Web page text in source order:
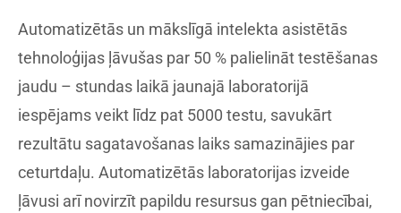
Automatizētās un mākslīgā intelekta asistētās
tehnoloģijas ļāvušas par 50 % palielināt testēšanas
jaudu – stundas laikā jaunajā laboratorijā
iespējams veikt līdz pat 5000 testu, savukārt
rezultātu sagatavošanas laiks samazinājies par
ceturtdaļu. Automatizētās laboratorijas izveide
ļāvusi arī novirzīt papildu resursus gan pētniecībai,